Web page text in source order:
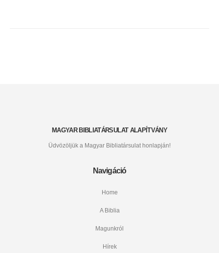
MAGYAR BIBLIATÁRSULAT ALAPÍTVÁNY
Üdvözöljük a Magyar Bibliatársulat honlapján!
Navigáció
Home
A Biblia
Magunkról
Hírek